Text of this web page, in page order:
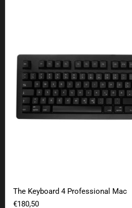
The Keyboard 4 Professional Mac
€180,50